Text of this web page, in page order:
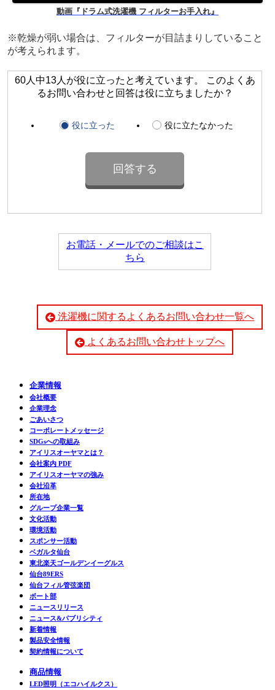
動画『ドラム式洗濯機 フィルターお手入れ』
※乾燥が弱い場合は、フィルターが目詰まりしていること
が考えられます。
60人中13人が役に立ったと考えています。 このよくあ
るお問い合わせと回答は役に立ちましたか？
役に立った 役に立たなかった
お電話・メールでのご相談はこ
ちら
洗濯機に関するよくあるお問い合わせ一覧へ
よくあるお問い合わせトップへ
企業情報
会社概要
企業理念
ごあいさつ
コーポレートメッセージ
SDGsへの取組み
アイリスオーヤマとは？
会社案内 PDF
アイリスオーヤマの強み
会社沿革
所在地
グループ企業一覧
文化活動
環境活動
スポンサー活動
ベガルタ仙台
東北楽天ゴールデンイーグルス
仙台89ERS
仙台フィル管弦楽団
ボート部
ニュースリリース
ニュース&パブリシティ
新着情報
製品安全情報
契約情報について
商品情報
LED照明（エコハイルクス）